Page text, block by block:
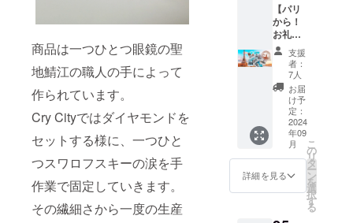
商品は一つひとつ眼鏡の聖
地鯖江の職人の手によって
作られています。
Cry Cityではダイヤモンドを
セットする様に、一つひと
つスワロフスキーの涙を手
作業で固定していきます。
その繊細さから一度の生産
【パリ
から！
お礼の
絵手紙
とポラ
ロイド
写真】
パリで
撮影し
た一点
物のポ
ラロイ
ド写真
とお礼
の絵手
紙を、
支援
者：
7人
お届
け予
定：
2024
年09
月
詳細を見る
こ
の
リ
タ
ー
ン
を
選
択
す
る